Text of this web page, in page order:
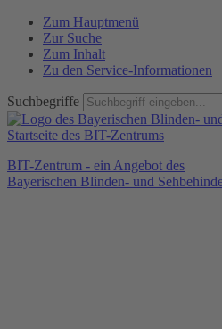
Zum Hauptmenü
Zur Suche
Zum Inhalt
Zu den Service-Informationen
Suchbegriffe
BIT-Zentrum - ein Angebot des
Bayerischen Blinden- und